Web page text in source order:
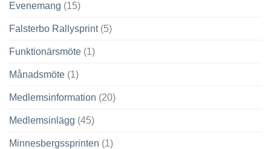
Evenemang (15)
Falsterbo Rallysprint(5)
Funktionärsmöte (1)
Månadsmöte (1)
Medlemsinformation (20)
Medlemsinlägg (45)
Minnesbergssprinten (1)